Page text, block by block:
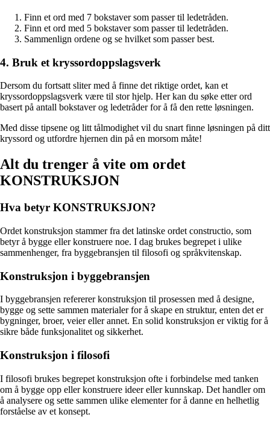
Finn et ord med 7 bokstaver som passer til ledetråden.
Finn et ord med 5 bokstaver som passer til ledetråden.
Sammenlign ordene og se hvilket som passer best.
4. Bruk et kryssordoppslagsverk
Dersom du fortsatt sliter med å finne det riktige ordet, kan et
kryssordoppslagsverk være til stor hjelp. Her kan du søke etter ord
basert på antall bokstaver og ledetråder for å få den rette løsningen.
Med disse tipsene og litt tålmodighet vil du snart finne løsningen på ditt
kryssord og utfordre hjernen din på en morsom måte!
Alt du trenger å vite om ordet
KONSTRUKSJON
Hva betyr KONSTRUKSJON?
Ordet konstruksjon stammer fra det latinske ordet constructio, som
betyr å bygge eller konstruere noe. I dag brukes begrepet i ulike
sammenhenger, fra byggebransjen til filosofi og språkvitenskap.
Konstruksjon i byggebransjen
I byggebransjen refererer konstruksjon til prosessen med å designe,
bygge og sette sammen materialer for å skape en struktur, enten det er
bygninger, broer, veier eller annet. En solid konstruksjon er viktig for å
sikre både funksjonalitet og sikkerhet.
Konstruksjon i filosofi
I filosofi brukes begrepet konstruksjon ofte i forbindelse med tanken
om å bygge opp eller konstruere ideer eller kunnskap. Det handler om
å analysere og sette sammen ulike elementer for å danne en helhetlig
forståelse av et konsept.